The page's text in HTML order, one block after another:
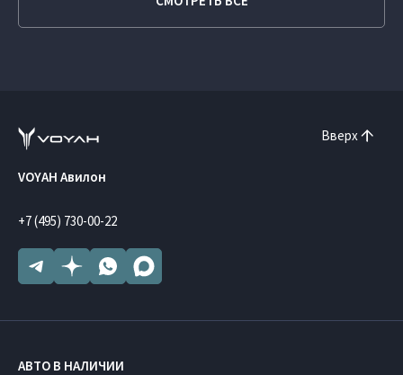
Вверх
VOYAH Авилон
+7 (495) 730-00-22
АВТО В НАЛИЧИИ